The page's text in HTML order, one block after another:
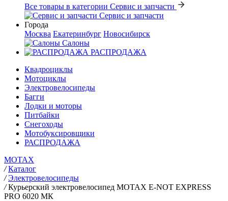
Все товары в категории Сервис и запчасти
Сервис и запчасти
Города
Москва Екатеринбург Новосибирск
Салоны
РАСПРОДАЖА
Квадроциклы
Мотоциклы
Электровелосипеды
Багги
Лодки и моторы
Питбайки
Снегоходы
Мотобуксировщики
РАСПРОДАЖА
MOTAX
/ Каталог
/ Электровелосипеды
/ Курьерский электровелосипед MOTAX E-NOT EXPRESS
PRO 6020 MК